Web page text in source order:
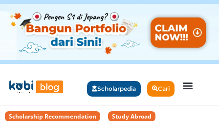
Scholarpedia Cari
Scholarship Recommendation Study Abroad